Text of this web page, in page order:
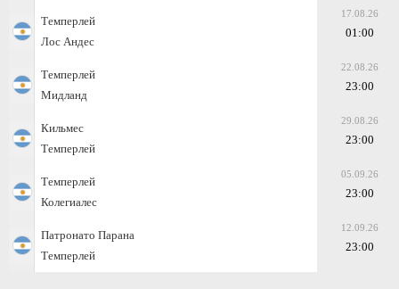
Темперлей
Лос Андес
17.08.26
01:00
Темперлей
Мидланд
22.08.26
23:00
Кильмес
Темперлей
29.08.26
23:00
Темперлей
Колегиалес
05.09.26
23:00
Патронато Парана
Темперлей
12.09.26
23:00